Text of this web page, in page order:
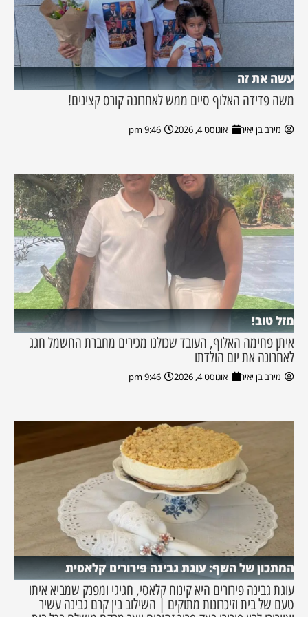
עשה את זה
משה פדידה האלוף סיים ממש לאחרונה קורס קצינים!
מירב בן יאיר אוגוסט 4, 2026 9:46 pm
מזל טוב!
איתן פחימה האלוף, העובד שכולנו מכירים מחברת החשמל חגג
לאחרונה את יום הולדתו
מירב בן יאיר אוגוסט 4, 2026 9:46 pm
המתכון של השף: עוגת גבינה פירורים קלאסית
עוגת גבינה פירורים היא קינוח קלאסי, חגיגי ומפנק שמביא איתו
טעם של בית וזיכרונות מתוקים | השילוב בין קרם גבינה עשיר